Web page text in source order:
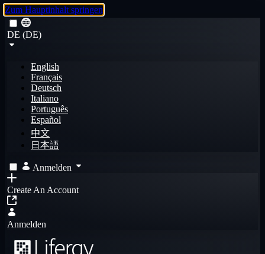
Zum Hauptinhalt springen
DE (DE)
English
Français
Deutsch
Italiano
Português
Español
中文
日本語
Anmelden
Create An Account
Anmelden